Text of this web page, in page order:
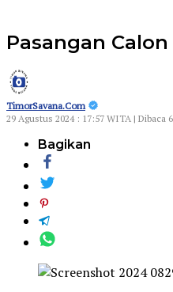
Pasangan
TimorSavana.Com
29 Agustus 2024 : 17:57 WITA | Dibaca
Bagikan